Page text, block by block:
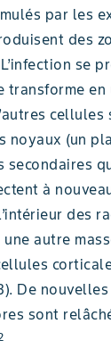
par les
des
se
transforme
(un
à
des
autre
De
sont